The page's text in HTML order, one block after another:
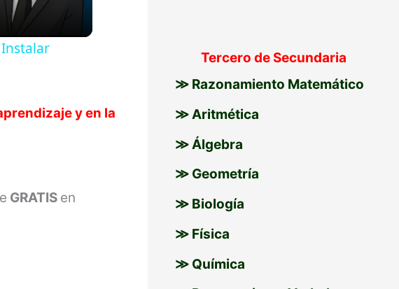
y en la
GRATIS en
Tercero de Secundaria
≫ Razonamiento Matemático
≫ Aritmética
≫ Álgebra
≫ Geometría
≫ Biología
≫ Física
≫ Química